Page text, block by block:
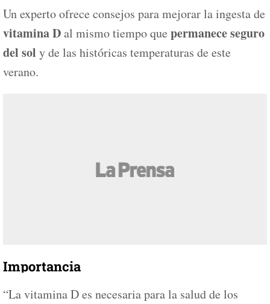
Un experto ofrece consejos para mejorar la ingesta de
vitamina Dal mismo tiempo que permanece seguro
del sol y de las históricas temperaturas de este
verano.
Importancia
“La vitamina D es necesaria para la salud de los